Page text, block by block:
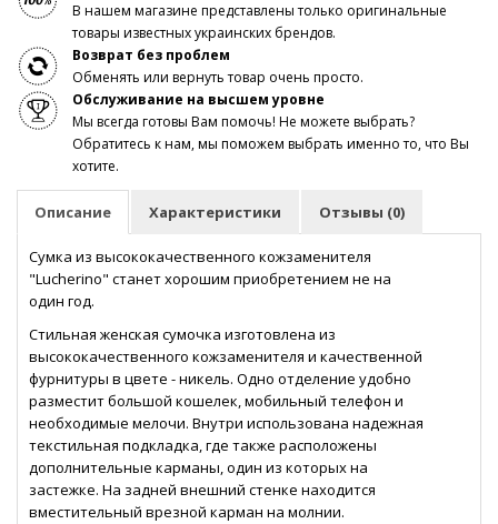
В нашем магазине представлены только оригинальные
товары известных украинских брендов.
Возврат без проблем
Обменять или вернуть товар очень просто.
Обслуживание на высшем уровне
Мы всегда готовы Вам помочь! Не можете выбрать?
Обратитесь к нам, мы поможем выбрать именно то, что Вы
хотите.
Описание Характеристики Отзывы (0)
Сумка из высококачественного кожзаменителя
"Lucherino" станет хорошим приобретением не на
один год.
Стильная женская сумочка изготовлена ​​из
высококачественного кожзаменителя и качественной
фурнитуры в цвете - никель. Одно отделение удобно
разместит большой кошелек, мобильный телефон и
необходимые мелочи. Внутри использована надежная
текстильная подкладка, где также расположены
дополнительные карманы, один из которых на
застежке. На задней внешний стенке находится
вместительный врезной карман на молнии.